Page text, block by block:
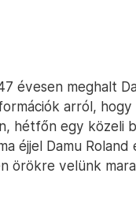
évesen meghalt
arról,
hétfőn egy közeli
éjjel Damu
örökre velünk